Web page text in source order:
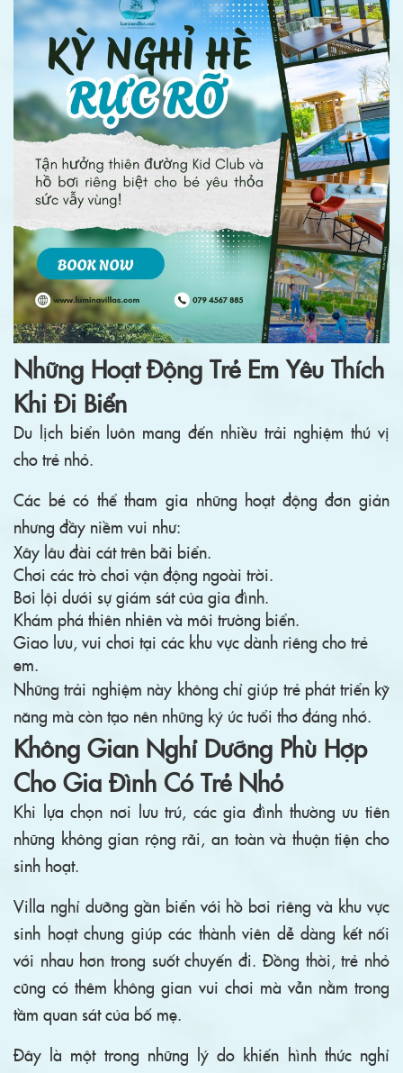
Những Hoạt Động Trẻ Em Yêu Thích
Khi Đi Biển
Du lịch biển luôn mang đến nhiều trải nghiệm thú vị
cho trẻ nhỏ.
Các bé có thể tham gia những hoạt động đơn giản
nhưng đầy niềm vui như:
Xây lâu đài cát trên bãi biển.
Chơi các trò chơi vận động ngoài trời.
Bơi lội dưới sự giám sát của gia đình.
Khám phá thiên nhiên và môi trường biển.
Giao lưu, vui chơi tại các khu vực dành riêng cho trẻ
em.
Những trải nghiệm này không chỉ giúp trẻ phát triển kỹ
năng mà còn tạo nên những ký ức tuổi thơ đáng nhớ.
Không Gian Nghỉ Dưỡng Phù Hợp
Cho Gia Đình Có Trẻ Nhỏ
Khi lựa chọn nơi lưu trú, các gia đình thường ưu tiên
những không gian rộng rãi, an toàn và thuận tiện cho
sinh hoạt.
Villa nghỉ dưỡng gần biển với hồ bơi riêng và khu vực
sinh hoạt chung giúp các thành viên dễ dàng kết nối
với nhau hơn trong suốt chuyến đi. Đồng thời, trẻ nhỏ
cũng có thêm không gian vui chơi mà vẫn nằm trong
tầm quan sát của bố mẹ.
Đây là một trong những lý do khiến hình thức nghỉ